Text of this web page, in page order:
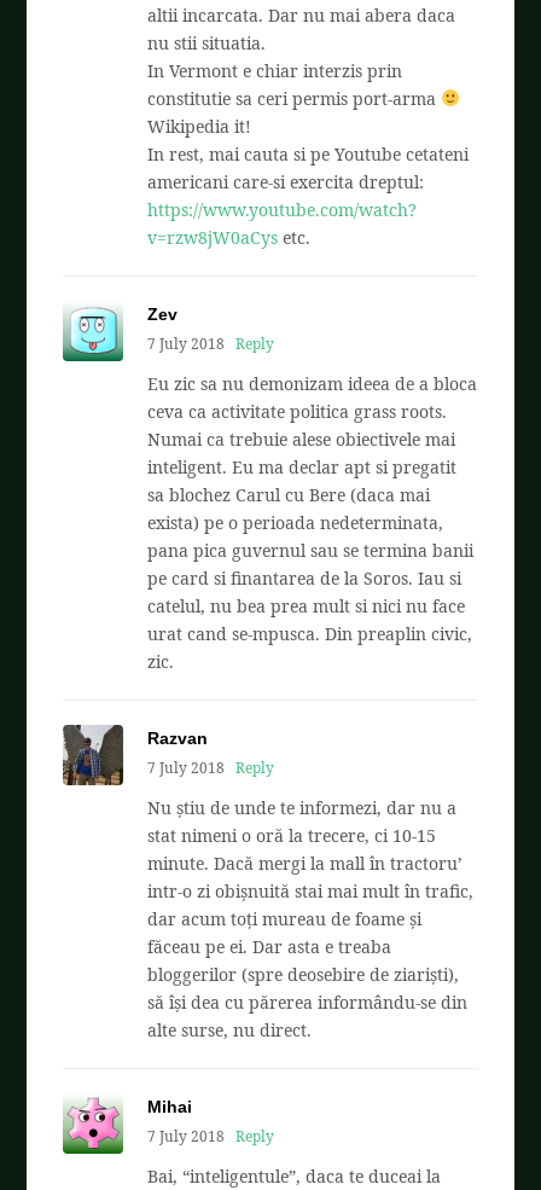
altii incarcata. Dar nu mai abera daca
nu stii situatia.
In Vermont e chiar interzis prin
constitutie sa ceri permis port-arma
Wikipedia it!
In rest, mai cauta si pe Youtube cetateni
americani care-si exercita dreptul:
https://www.youtube.com/watch?
v=rzw8jW0aCys etc.
Zev
7 July 2018
Reply
Eu zic sa nu demonizam ideea de a bloca
ceva ca activitate politica grass roots.
Numai ca trebuie alese obiectivele mai
inteligent. Eu ma declar apt si pregatit
sa blochez Carul cu Bere (daca mai
exista) pe o perioada nedeterminata,
pana pica guvernul sau se termina banii
pe card si finantarea de la Soros. Iau si
catelul, nu bea prea mult si nici nu face
urat cand se-mpusca. Din preaplin civic,
zic.
Razvan
7 July 2018
Reply
Nu știu de unde te informezi, dar nu a
stat nimeni o oră la trecere, ci 10-15
minute. Dacă mergi la mall în tractoru’
intr-o zi obișnuită stai mai mult în trafic,
dar acum toți mureau de foame și
făceau pe ei. Dar asta e treaba
bloggerilor (spre deosebire de ziariști),
să își dea cu părerea informându-se din
alte surse, nu direct.
Mihai
7 July 2018
Reply
Bai, “inteligentule”, daca te duceai la